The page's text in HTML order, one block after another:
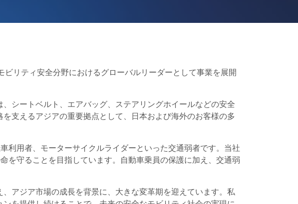
リティ安全分野におけるグローバルリーダーとして事業を展開
シートベルト、エアバッグ、ステアリングホイールなどの安全
支えるアジアの重要拠点として、日本および海外のお客様の多
利用者、モーターサイクルライダーといった交通弱者です。当社
を守ることを目指しています。自動車乗員の保護に加え、交通弱
アジア市場の成長を背景に、大きな変革期を迎えています。私